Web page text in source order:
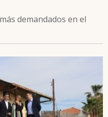
demandados en el